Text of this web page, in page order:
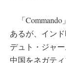
「
あるが、イン
デュト・ジャ
中国をネガテ